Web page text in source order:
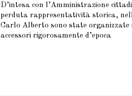
D’intesa con l’Amministrazione
perduta rappresentatività storica,
Carlo Alberto sono state organizzate
accessori rigorosamente d’epoca